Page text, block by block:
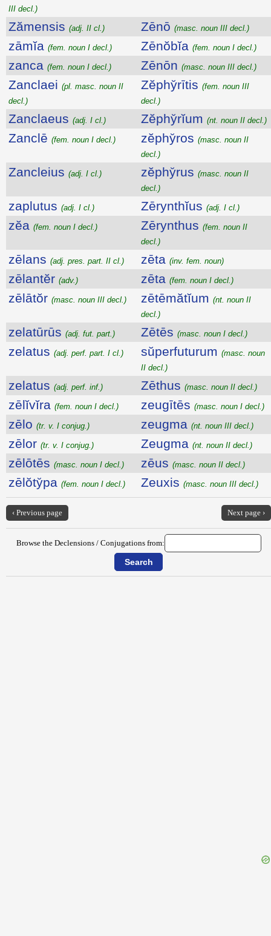
III decl.)
Zămensis (adj. II cl.) Zēnō (masc. noun III decl.)
zāmĭa (fem. noun I decl.) Zēnŏbĭa (fem. noun I decl.)
zanca (fem. noun I decl.) Zēnōn (masc. noun III decl.)
Zanclaei (pl. masc. noun II
decl.)
Zĕphy̆rītis (fem. noun III
decl.)
Zanclaeus (adj. I cl.) Zĕphy̆rĭum (nt. noun II decl.)
Zanclē (fem. noun I decl.) zĕphy̆ros (masc. noun II
decl.)
Zancleius (adj. I cl.) zĕphy̆rus (masc. noun II
decl.)
zaplutus (adj. I cl.) Zērynthĭus (adj. I cl.)
zĕa (fem. noun I decl.) Zērynthus (fem. noun II
decl.)
zēlans (adj. pres. part. II cl.) zēta (inv. fem. noun)
zēlantĕr (adv.) zēta (fem. noun I decl.)
zēlātŏr (masc. noun III decl.) zētēmătĭum (nt. noun II
decl.)
zelatūrūs (adj. fut. part.) Zētēs (masc. noun I decl.)
zelatus (adj. perf. part. I cl.) sŭperfuturum (masc. noun
II decl.)
zelatus (adj. perf. inf.) Zēthus (masc. noun II decl.)
zēlĭvĭra (fem. noun I decl.) zeugītēs (masc. noun I decl.)
zēlo (tr. v. I conjug.) zeugma (nt. noun III decl.)
zēlor (tr. v. I conjug.) Zeugma (nt. noun II decl.)
zēlōtēs (masc. noun I decl.) zēus (masc. noun II decl.)
zēlŏty̆pa (fem. noun I decl.) Zeuxis (masc. noun III decl.)
‹ Previous page Next page ›
Browse the Declensions / Conjugations from: